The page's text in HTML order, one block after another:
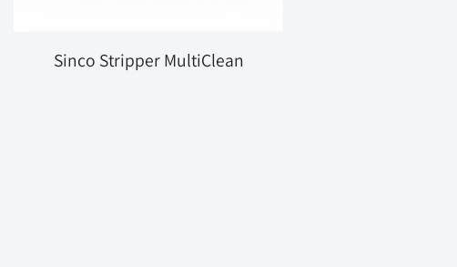
Sinco Stripper MultiClean